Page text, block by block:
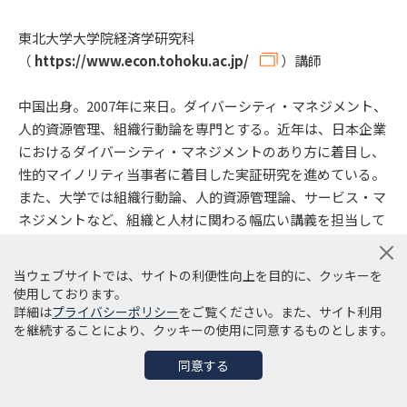
東北大学大学院経済学研究科
（ https://www.econ.tohoku.ac.jp/ ）講師
中国出身。2007年に来日。ダイバーシティ・マネジメント、
人的資源管理、組織行動論を専門とする。近年は、日本企業
におけるダイバーシティ・マネジメントのあり方に着目し、
性的マイノリティ当事者に着目した実証研究を進めている。
また、大学では組織行動論、人的資源管理論、サービス・マ
ネジメントなど、組織と人材に関わる幅広い講義を担当して
いる。主な著書に『日本型ダイバーシティマネジメント：日
本企業が歩む性的マイノリティとの共創の道』（2024年）が
ある。
【データの引用・転載についてお願い】
本リリースの調査結果・画像をご利用いただく際は、引用元
当ウェブサイトでは、サイトの利便性向上を目的に、クッキーを
使用しております。
詳細はプライバシーポリシーをご覧ください。また、サイト利用
を継続することにより、クッキーの使用に同意するものとします。
同意する